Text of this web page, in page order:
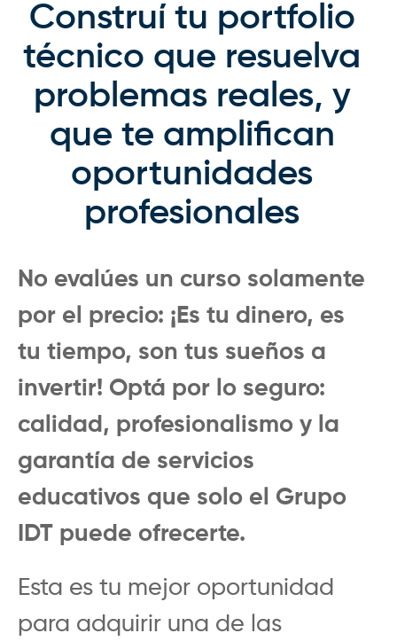
Construí tu portfolio
técnico que resuelva
problemas reales, y
que te amplifican
oportunidades
profesionales
No evalúes un curso solamente
por el precio: ¡Es tu dinero, es
tu tiempo, son tus sueños a
invertir! Optá por lo seguro:
calidad, profesionalismo y la
garantía de servicios
educativos que solo el Grupo
IDT puede ofrecerte.
Esta es tu mejor oportunidad
para adquirir una de las